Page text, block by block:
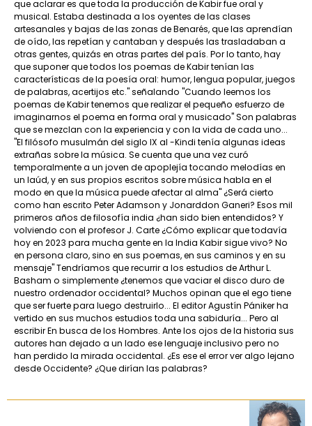
que aclarar es que toda la producción de Kabir fue oral y
musical. Estaba destinada a los oyentes de las clases
artesanales y bajas de las zonas de Benarés, que las aprendían
de oído, las repetían y cantaban y después las trasladaban a
otras gentes, quizás en otras partes del país. Por lo tanto, hay
que suponer que todos los poemas de Kabir tenían las
características de la poesía oral: humor, lengua popular, juegos
de palabras, acertijos etc." señalando "Cuando leemos los
poemas de Kabir tenemos que realizar el pequeño esfuerzo de
imaginarnos el poema en forma oral y musicado" Son palabras
que se mezclan con la experiencia y con la vida de cada uno...
"El filósofo musulmán del siglo IX al -Kindi tenía algunas ideas
extrañas sobre la música. Se cuenta que una vez curó
temporalmente a un joven de apoplejía tocando melodías en
un laúd, y en sus propios escritos sobre música habla en el
modo en que la música puede afectar al alma" ¿Será cierto
como han escrito Peter Adamson y Jonarddon Ganeri? Esos mil
primeros años de filosofía india ¿han sido bien entendidos? Y
volviendo con el profesor J. Carte ¿Cómo explicar que todavía
hoy en 2023 para mucha gente en la India Kabir sigue vivo? No
en persona claro, sino en sus poemas, en sus caminos y en su
mensaje" Tendríamos que recurrir a los estudios de Arthur L.
Basham o simplemente ¿tenemos que vaciar el disco duro de
nuestro ordenador occidental? Muchos opinan que el ego tiene
que ser fuerte para luego destruirlo... El editor Agustín Pániker ha
vertido en sus muchos estudios toda una sabiduría... Pero al
escribir En busca de los Hombres. Ante los ojos de la historia sus
autores han dejado a un lado ese lenguaje inclusivo pero no
han perdido la mirada occidental. ¿Es ese el error ver algo lejano
desde Occidente? ¿Que dirían las palabras?